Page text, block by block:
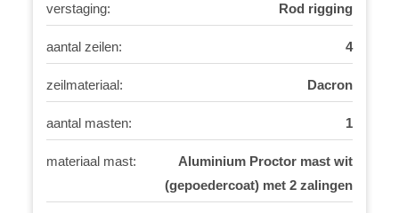
verstaging: Rod rigging
aantal zeilen: 4
zeilmateriaal: Dacron
aantal masten: 1
materiaal mast:
Aluminium Proctor mast wit
(gepoedercoat) met 2 zalingen